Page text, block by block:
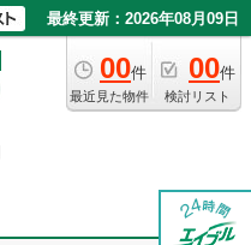
最終更新：2026年08月09日
00件
最近見た物件
00件
検討リスト